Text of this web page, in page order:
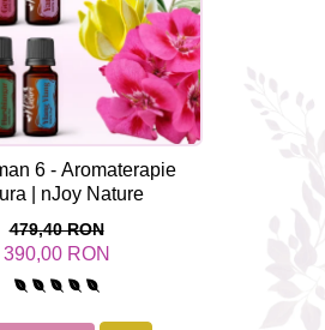
6 - Aromaterapie
| nJoy Nature
479,40 RON
390,00 RON